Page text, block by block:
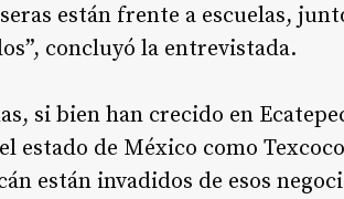
están frente a escuelas,
concluyó la entrevistada.
si bien han crecido en
de México como
están invadidos de esos